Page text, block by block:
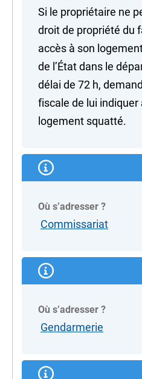
Si le propriétaire ne
droit de propriété du
accès à son
de l’État dans le
délai de 72 h,
fiscale de lui
logement squatté.
Où s’adresser ?
Commissariat
Où s’adresser ?
Gendarmerie